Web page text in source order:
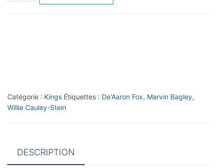
Marvin
Cauley-
Catégorie : Kings Étiquettes : De'Aaron Fox, Marvin Bagley,
Willie Cauley-Stein
DESCRIPTION